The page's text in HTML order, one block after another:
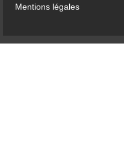
Mentions légales